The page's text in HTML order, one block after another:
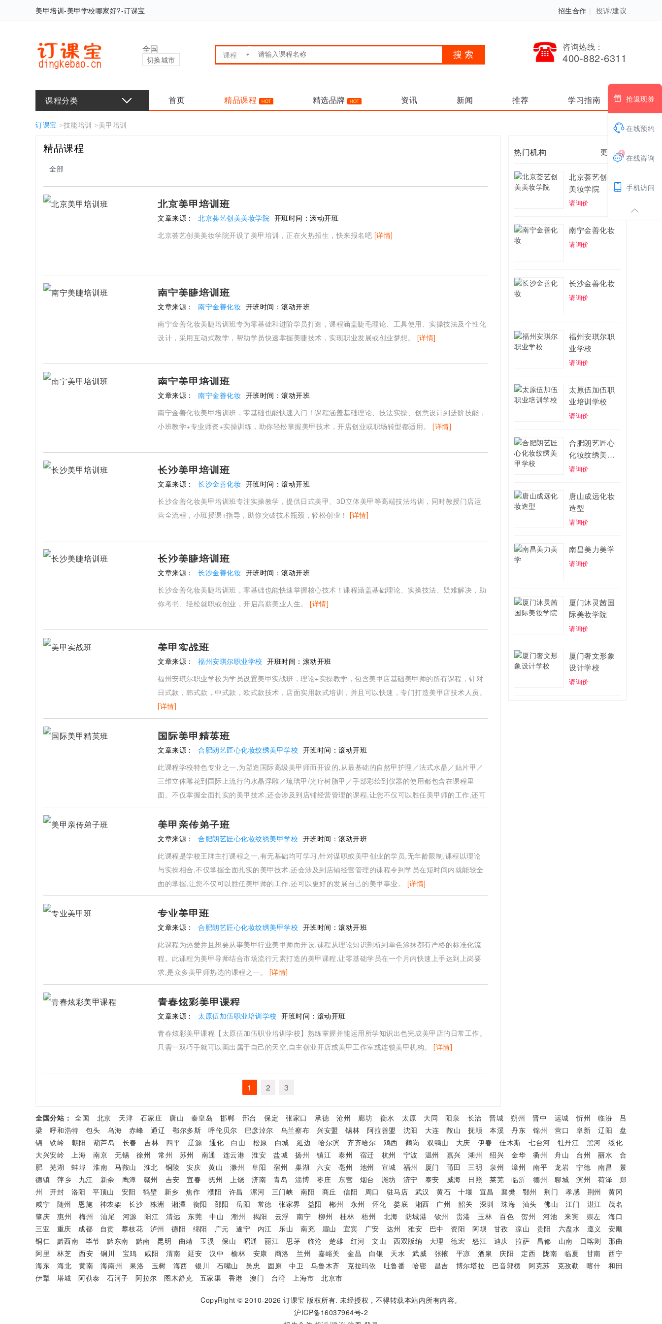
美甲培训-美甲学校哪家好?-订课宝 招生合作 | 投诉/建议
全国
切换城市
咨询热线：
400-882-6311
课程分类 首页 精品课程 精选品牌 资讯 新闻 推荐 学习指南
订课宝 >技能培训 > 美甲培训
精品课程
全部
北京美甲培训班
文章来源： 北京荟艺创美美妆学院 开班时间： 滚动开班
北京荟艺创美美妆学院开设了美甲培训，正在火热招生，快来报名吧 [详情]
南宁美睫培训班
文章来源： 南宁金善化妆 开班时间： 滚动开班
南宁金善化妆美睫培训班专为零基础和进阶学员打造，课程涵盖睫毛理论、工具使用、实操技法及个性化
设计，采用互动式教学，帮助学员快速掌握美睫技术，实现职业发展或创业梦想。 [详情]
南宁美甲培训班
文章来源： 南宁金善化妆 开班时间： 滚动开班
南宁金善化妆美甲培训班，零基础也能快速入门！课程涵盖基础理论、技法实操、创意设计到进阶技能，
小班教学+专业师资+实操训练，助你轻松掌握美甲技术，开店创业或职场转型都适用。 [详情]
长沙美甲培训班
文章来源： 长沙金善化妆 开班时间： 滚动开班
长沙金善化妆美甲培训班专注实操教学，提供日式美甲、3D立体美甲等高端技法培训，同时教授门店运
营全流程，小班授课+指导，助你突破技术瓶颈，轻松创业！ [详情]
长沙美睫培训班
文章来源： 长沙金善化妆 开班时间： 滚动开班
长沙金善化妆美睫培训班，零基础也能快速掌握核心技术！课程涵盖基础理论、实操技法、疑难解决，助
你考书、轻松就职或创业，开启高薪美业人生。 [详情]
美甲实战班
文章来源： 福州安琪尔职业学校 开班时间： 滚动开班
福州安琪尔职业学校为学员设置美甲实战班，理论+实操教学，包含美甲店基础美甲师的所有课程，针对
日式款，韩式款，中式款，欧式款技术，店面实用款式培训，并且可以快速，专门打造美甲店技术人员。
[详情]
国际美甲精英班
文章来源： 合肥朗艺匠心化妆纹绣美甲学校 开班时间： 滚动开班
此课程学校特色专业之一,为塑造国际高级美甲师而开设的,从最基础的自然甲护理／法式水晶／贴片甲／
三维立体雕花到国际上流行的水晶浮雕／琉璃甲/光疗树脂甲／手部彩绘到仪器的使用都包含在课程里
面。不仅掌握全面扎实的美甲技术,还会涉及到店铺经营管理的课程,让您不仅可以胜任美甲师的工作,还可
以更好的发展自己的美甲事业。[详情]
美甲亲传弟子班
文章来源： 合肥朗艺匠心化妆纹绣美甲学校 开班时间： 滚动开班
此课程是学校王牌主打课程之一,有无基础均可学习,针对谋职或美甲创业的学员,无年龄限制,课程以理论
与实操相合,不仅掌握全面扎实的美甲技术,还会涉及到店铺经营管理的课程令到学员在短时间内就能较全
面的掌握,让您不仅可以胜任美甲师的工作,还可以更好的发展自己的美甲事业。 [详情]
专业美甲班
文章来源： 合肥朗艺匠心化妆纹绣美甲学校 开班时间： 滚动开班
此课程为热爱并且想要从事美甲行业美甲师而开设,课程从理论知识剖析到单色涂抹都有严格的标准化流
程。此课程为美甲导师结合市场流行元素打造的美甲课程,让零基础学员在一个月内快速上手达到上岗要
求,是众多美甲师热选的课程之一。 [详情]
青春炫彩美甲课程
文章来源： 太原伍加伍职业培训学校 开班时间： 滚动开班
青春炫彩美甲课程【太原伍加伍职业培训学校】熟练掌握并能运用所学知识出色完成美甲店的日常工作。
只需一双巧手就可以画出属于自己的天空,自主创业开店或美甲工作室或连锁美甲机构。 [详情]
1 2 3
热门机构 更多 >
北京荟艺创美
美妆学院
请询价
南宁金善化妆
请询价
长沙金善化妆
请询价
福州安琪尔职
业学校
请询价
太原伍加伍职
业培训学校
请询价
合肥朗艺匠心
化妆纹绣美甲
学校
请询价
唐山成远化妆
造型
请询价
南昌美力美学
请询价
厦门沐灵茜国
际美妆学院
请询价
厦门奢文形象
设计学校
请询价
全国分站： 全国 北京 天津 石家庄 唐山 秦皇岛 邯郸 邢台 保定 张家口 承德 沧州 廊坊 衡水 太原 大同 阳泉 长治 晋城 朔州 晋中 运城 忻州 临汾
吕
梁
呼和浩特 包头 乌海 赤峰 通辽 鄂尔多斯 呼伦贝尔 巴彦淖尔 乌兰察布 兴安盟 锡林 阿拉善盟 沈阳 大连 鞍山 抚顺 本溪 丹东 锦州 营口 阜新 辽阳
盘
锦
铁岭 朝阳 葫芦岛 长春 吉林 四平 辽源 通化 白山 松原 白城 延边 哈尔滨 齐齐哈尔 鸡西 鹤岗 双鸭山 大庆 伊春 佳木斯 七台河 牡丹江 黑河
绥化
大兴安岭
上海 南京 无锡 徐州 常州 苏州 南通 连云港 淮安 盐城 扬州 镇江 泰州 宿迁 杭州 宁波 温州 嘉兴 湖州 绍兴 金华 衢州 舟山 台州 丽水
合
肥
芜湖 蚌埠 淮南 马鞍山 淮北 铜陵 安庆 黄山 滁州 阜阳 宿州 巢湖 六安 亳州 池州 宣城 福州 厦门 莆田 三明 泉州 漳州 南平 龙岩 宁德 南昌
景
德镇
萍乡 九江 新余 鹰潭 赣州 吉安 宜春 抚州 上饶 济南 青岛 淄博 枣庄 东营 烟台 潍坊 济宁 泰安 威海 日照 莱芜 临沂 德州 聊城 滨州 荷泽
郑
州
开封 洛阳 平顶山 安阳 鹤壁 新乡 焦作 濮阳 许昌 漯河 三门峡 南阳 商丘 信阳 周口 驻马店 武汉 黄石 十堰 宜昌 襄樊 鄂州 荆门 孝感 荆州
黄冈
咸宁
随州 恩施 神农架 长沙 株洲 湘潭 衡阳 邵阳 岳阳 常德 张家界 益阳 郴州 永州 怀化 娄底 湘西 广州 韶关 深圳 珠海 汕头 佛山 江门 湛江
茂名
肇庆
惠州 梅州 汕尾 河源 阳江 清远 东莞 中山 潮州 揭阳 云浮 南宁 柳州 桂林 梧州 北海 防城港 钦州 贵港 玉林 百色 贺州 河池 来宾 崇左
海口
三亚
重庆 成都 自贡 攀枝花 泸州 德阳 绵阳 广元 遂宁 内江 乐山 南充 眉山 宜宾 广安 达州 雅安 巴中 资阳 阿坝 甘孜 凉山 贵阳 六盘水 遵义
安顺
铜仁
黔西南 毕节 黔东南 黔南 昆明 曲靖 玉溪 保山 昭通 丽江 思茅 临沧 楚雄 红河 文山 西双版纳 大理 德宏 怒江 迪庆 拉萨 昌都 山南 日喀则
那曲
阿里
林芝 西安 铜川 宝鸡 咸阳 渭南 延安 汉中 榆林 安康 商洛 兰州 嘉峪关 金昌 白银 天水 武威 张掖 平凉 酒泉 庆阳 定西 陇南 临夏 甘南
西宁
海东
海北 黄南 海南州 果洛 玉树 海西 银川 石嘴山 吴忠 固原 中卫 乌鲁木齐 克拉玛依 吐鲁番 哈密 昌吉 博尔塔拉 巴音郭楞 阿克苏 克孜勒 喀什
和田
伊犁
塔城 阿勒泰 石河子 阿拉尔 图木舒克 五家渠 香港 澳门 台湾 上海市 北京市
CopyRight © 2010-2026订课宝 版权所有. 未经授权，不得转载本站内所有内容。
沪ICP备16037964号-2
 抢返现券
在线预约

1 在线咨询
 手机访问